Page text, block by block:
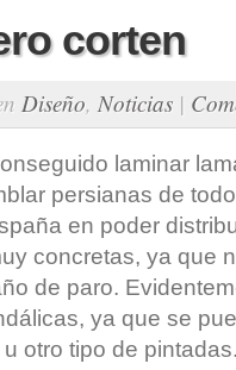
corten
Diseño, Noticias |
laminar
persianas de
en poder
concretas, ya que
de paro.
ya que se
otro tipo de